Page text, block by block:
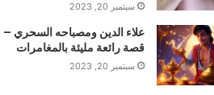
سبتمبر 20, 2023
علاء الدين ومصباحه السحري –
قصة رائعة مليئة بالمغامرات
سبتمبر 20, 2023